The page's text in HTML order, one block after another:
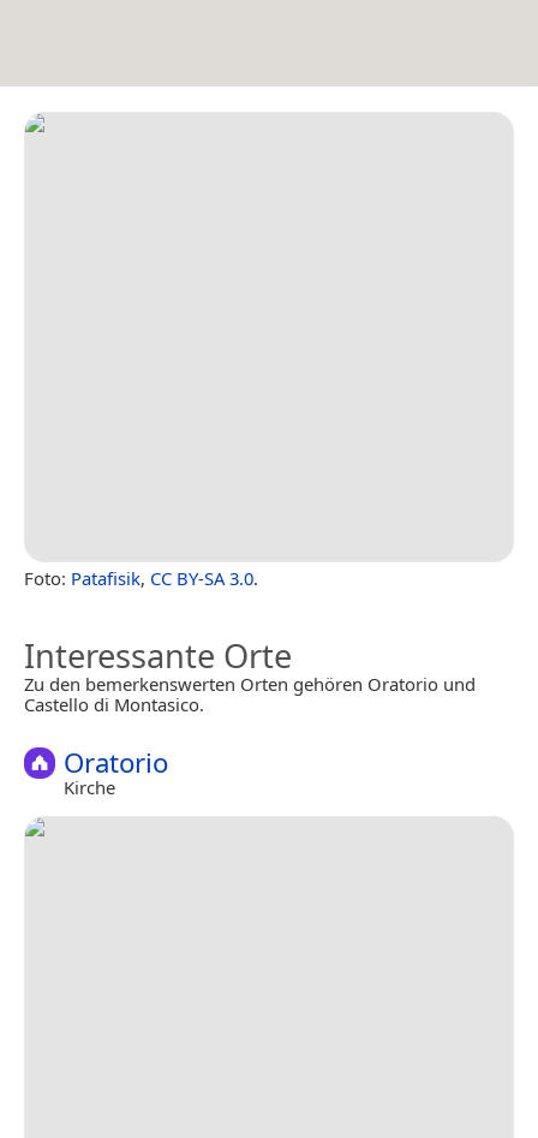
Foto: Patafisik, CC BY-SA 3.0.
Interessante Orte
Zu den bemerkenswerten Orten gehören Oratorio und
Castello di Montasico.
Oratorio
Kirche